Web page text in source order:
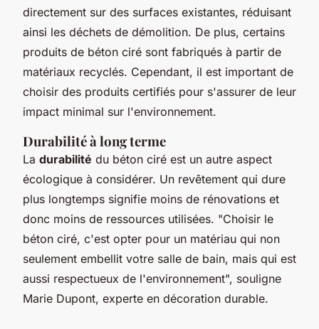
directement sur des surfaces existantes, réduisant
ainsi les déchets de démolition. De plus, certains
produits de béton ciré sont fabriqués à partir de
matériaux recyclés. Cependant, il est important de
choisir des produits certifiés pour s'assurer de leur
impact minimal sur l'environnement.
Durabilité à long terme
La durabilité du béton ciré est un autre aspect
écologique à considérer. Un revêtement qui dure
plus longtemps signifie moins de rénovations et
donc moins de ressources utilisées. "Choisir le
béton ciré, c'est opter pour un matériau qui non
seulement embellit votre salle de bain, mais qui est
aussi respectueux de l'environnement", souligne
Marie Dupont, experte en décoration durable.